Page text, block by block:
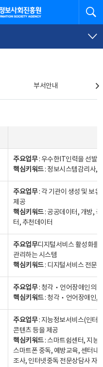
흥원
부서안내
주요업무: 우수한IT인력을 선발
핵심키워드: 정보시스템감리사,
주요업무: 각 기관이 생성 및 보
제공
핵심키워드: 공공데이터, 개방,
터, 추천데이터
주요업무디지털서비스 활성화를
관리하는 시스템
핵심키워드: 디지털서비스 전문
주요업무: 청각‧언어장애인의
핵심키워드: 청각‧언어장애인,
주요업무: 지능정보서비스(인터
콘텐츠 등을 제공
핵심키워드: 스마트쉼센터, 지능
스마트폰 중독, 예방교육, 센터내
조사, 인터넷중독 전문상담사 자